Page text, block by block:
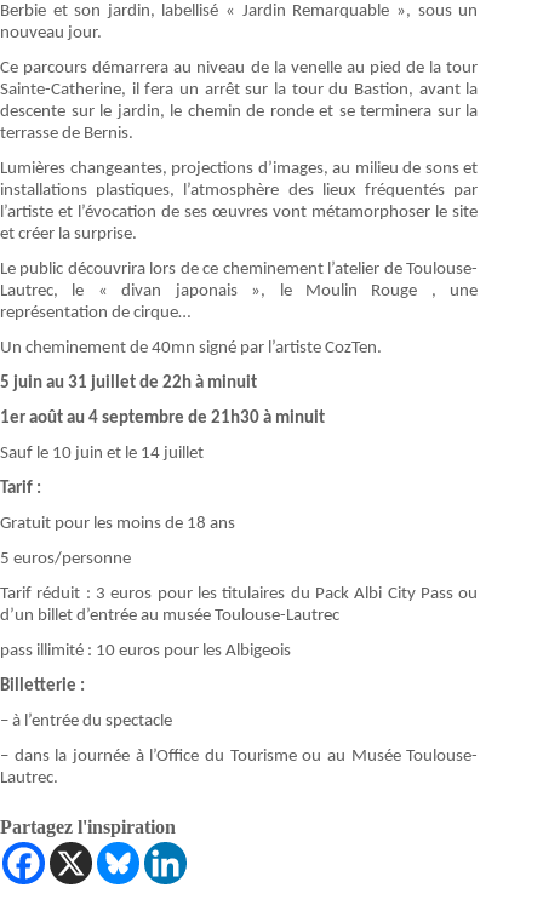
Berbie et son jardin, labellisé « Jardin Remarquable », sous un
nouveau jour.
Ce parcours démarrera au niveau de la venelle au pied de la tour
Sainte-Catherine, il fera un arrêt sur la tour du Bastion, avant la
descente sur le jardin, le chemin de ronde et se terminera sur la
terrasse de Bernis.
Lumières changeantes, projections d’images, au milieu de sons et
installations plastiques, l’atmosphère des lieux fréquentés par
l’artiste et l’évocation de ses œuvres vont métamorphoser le site
et créer la surprise.
Le public découvrira lors de ce cheminement l’atelier de Toulouse-
Lautrec, le « divan japonais », le Moulin Rouge , une
représentation de cirque…
Un cheminement de 40mn signé par l’artiste CozTen.
5 juin au 31 juillet de 22h à minuit
1er août au 4 septembre de 21h30 à minuit
Sauf le 10 juin et le 14 juillet
Tarif :
Gratuit pour les moins de 18 ans
5 euros/personne
Tarif réduit : 3 euros pour les titulaires du Pack Albi City Pass ou
d’un billet d’entrée au musée Toulouse-Lautrec
pass illimité : 10 euros pour les Albigeois
Billetterie :
– à l’entrée du spectacle
– dans la journée à l’Office du Tourisme ou au Musée Toulouse-
Lautrec.
Partagez l'inspiration